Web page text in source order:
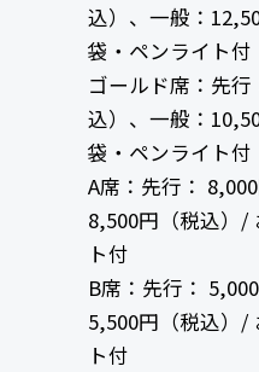
込）、一般：
袋・ペンライト付
ゴールド席：先
込）、一般：
袋・ペンライト付
A席：先行：
8,500円（税込）/
ト付
B席：先行：
5,500円（税込）/
ト付